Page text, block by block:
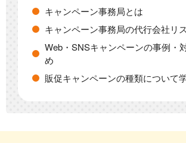
キャンペーン事務局とは
キャンペーン事務局の代行会社リ
Web・SNSキャンペーンの事例・
め
販促キャンペーンの種類について